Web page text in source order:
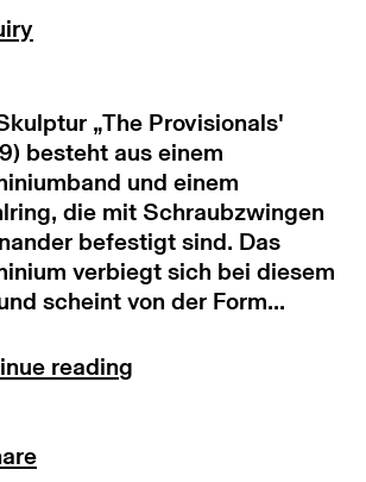
„The Provisionals'
besteht aus einem
und einem
die mit Schraubzwingen
befestigt sind. Das
verbiegt sich bei diesem
scheint von der Form...